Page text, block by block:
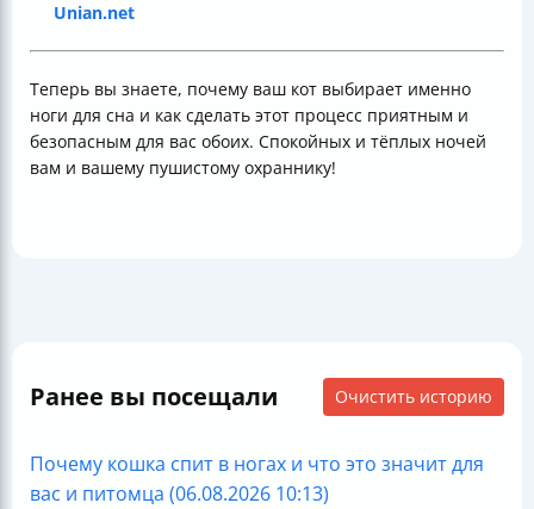
Unian.net
Теперь вы знаете, почему ваш кот выбирает именно
ноги для сна и как сделать этот процесс приятным и
безопасным для вас обоих. Спокойных и тёплых ночей
вам и вашему пушистому охраннику!
Ранее вы посещали Очистить историю
Почему кошка спит в ногах и что это значит для
вас и питомца (06.08.2026 10:13)